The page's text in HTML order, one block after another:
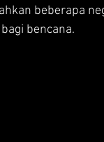
beberapa
bencana.